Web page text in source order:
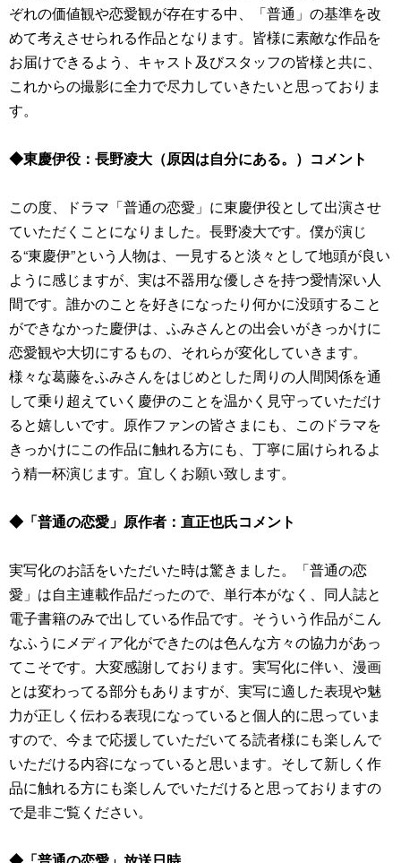
ぞれの価値観や恋愛観が存在する中、「普通」の基準を改
めて考えさせられる作品となります。皆様に素敵な作品を
お届けできるよう、キャスト及びスタッフの皆様と共に、
これからの撮影に全力で尽力していきたいと思っておりま
す。
◆東慶伊役：長野凌大（原因は自分にある。）コメント
この度、ドラマ「普通の恋愛」に東慶伊役として出演させ
ていただくことになりました。長野凌大です。僕が演じ
る“東慶伊”という人物は、一見すると淡々として地頭が良い
ように感じますが、実は不器用な優しさを持つ愛情深い人
間です。誰かのことを好きになったり何かに没頭すること
ができなかった慶伊は、ふみさんとの出会いがきっかけに
恋愛観や大切にするもの、それらが変化していきます。
様々な葛藤をふみさんをはじめとした周りの人間関係を通
して乗り超えていく慶伊のことを温かく見守っていただけ
ると嬉しいです。原作ファンの皆さまにも、このドラマを
きっかけにこの作品に触れる方にも、丁寧に届けられるよ
う精一杯演じます。宜しくお願い致します。
◆「普通の恋愛」原作者：直正也氏コメント
実写化のお話をいただいた時は驚きました。「普通の恋
愛」は自主連載作品だったので、単行本がなく、同人誌と
電子書籍のみで出している作品です。そういう作品がこん
なふうにメディア化ができたのは色んな方々の協力があっ
てこそです。大変感謝しております。実写化に伴い、漫画
とは変わってる部分もありますが、実写に適した表現や魅
力が正しく伝わる表現になっていると個人的に思っていま
すので、今まで応援していただいてる読者様にも楽しんで
いただける内容になっていると思います。そして新しく作
品に触れる方にも楽しんでいただけると思っておりますの
で是非ご覧ください。